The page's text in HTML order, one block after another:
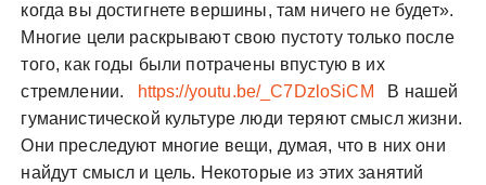
когда вы достигнете вершины, там ничего не будет».
Многие цели раскрывают свою пустоту только после
того, как годы были потрачены впустую в их
стремлении.
https://youtu.be/_C7DzloSiCM
В нашей
гуманистической культуре люди теряют смысл жизни.
Они преследуют многие вещи, думая, что в них они
найдут смысл и цель. Некоторые из этих занятий